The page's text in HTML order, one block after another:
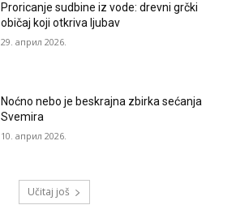
Proricanje sudbine iz vode: drevni grčki
običaj koji otkriva ljubav
29. април 2026.
Noćno nebo je beskrajna zbirka sećanja
Svemira
10. април 2026.
Učitaj još